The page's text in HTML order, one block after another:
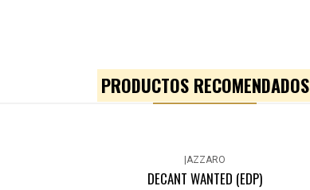
PRODUCTOS RECOMENDADOS
AZZARO
DECANT WANTED (EDP)